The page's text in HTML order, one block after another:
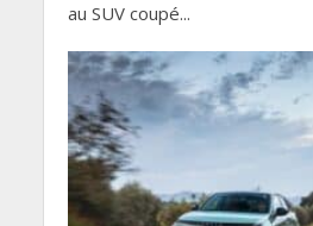
au SUV coupé...